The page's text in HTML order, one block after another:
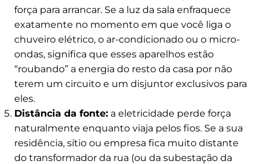
força para arrancar. Se a luz da sala enfraquece
exatamente no momento em que você liga o
chuveiro elétrico, o ar-condicionado ou o micro-
ondas, significa que esses aparelhos estão
“roubando” a energia do resto da casa por não
terem um circuito e um disjuntor exclusivos para
eles.
Distância da fonte: a eletricidade perde força
naturalmente enquanto viaja pelos fios. Se a sua
residência, sítio ou empresa fica muito distante
do transformador da rua (ou da subestação da